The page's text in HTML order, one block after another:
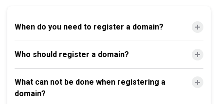
When do you need to register a domain?
Who should register a domain?
What can not be done when registering a
domain?